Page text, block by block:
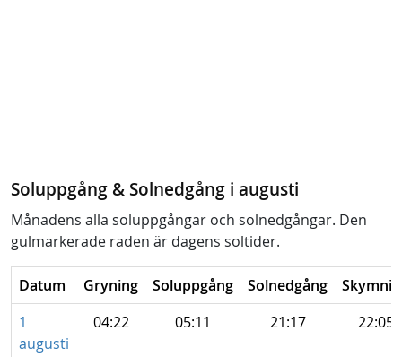
Soluppgång & Solnedgång i augusti
Månadens alla soluppgångar och solnedgångar. Den
gulmarkerade raden är dagens soltider.
Datum Gryning Soluppgång Solnedgång
1
augusti
04:22 05:11 21:17 22:05